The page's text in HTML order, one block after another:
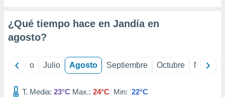
e
mediante
publicidad
publicidad
¿Qué tiempo hace en Jandía en
agosto?
Junio Julio Agosto Septiembre Octubre
T. Media: 23°C Max.: 24°C Min: 22°C